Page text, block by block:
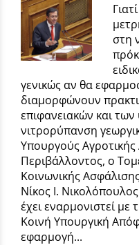
στη
γενικώς αν θα
διαμορφώνουν
επιφανειακών και
νιτρορύπανση
Υπουργούς Αγροτικής
Περιβάλλοντος, ο
Κοινωνικής
Νίκος Ι.
έχει εναρμονιστεί
Κοινή Υπουργική
εφαρμογή...